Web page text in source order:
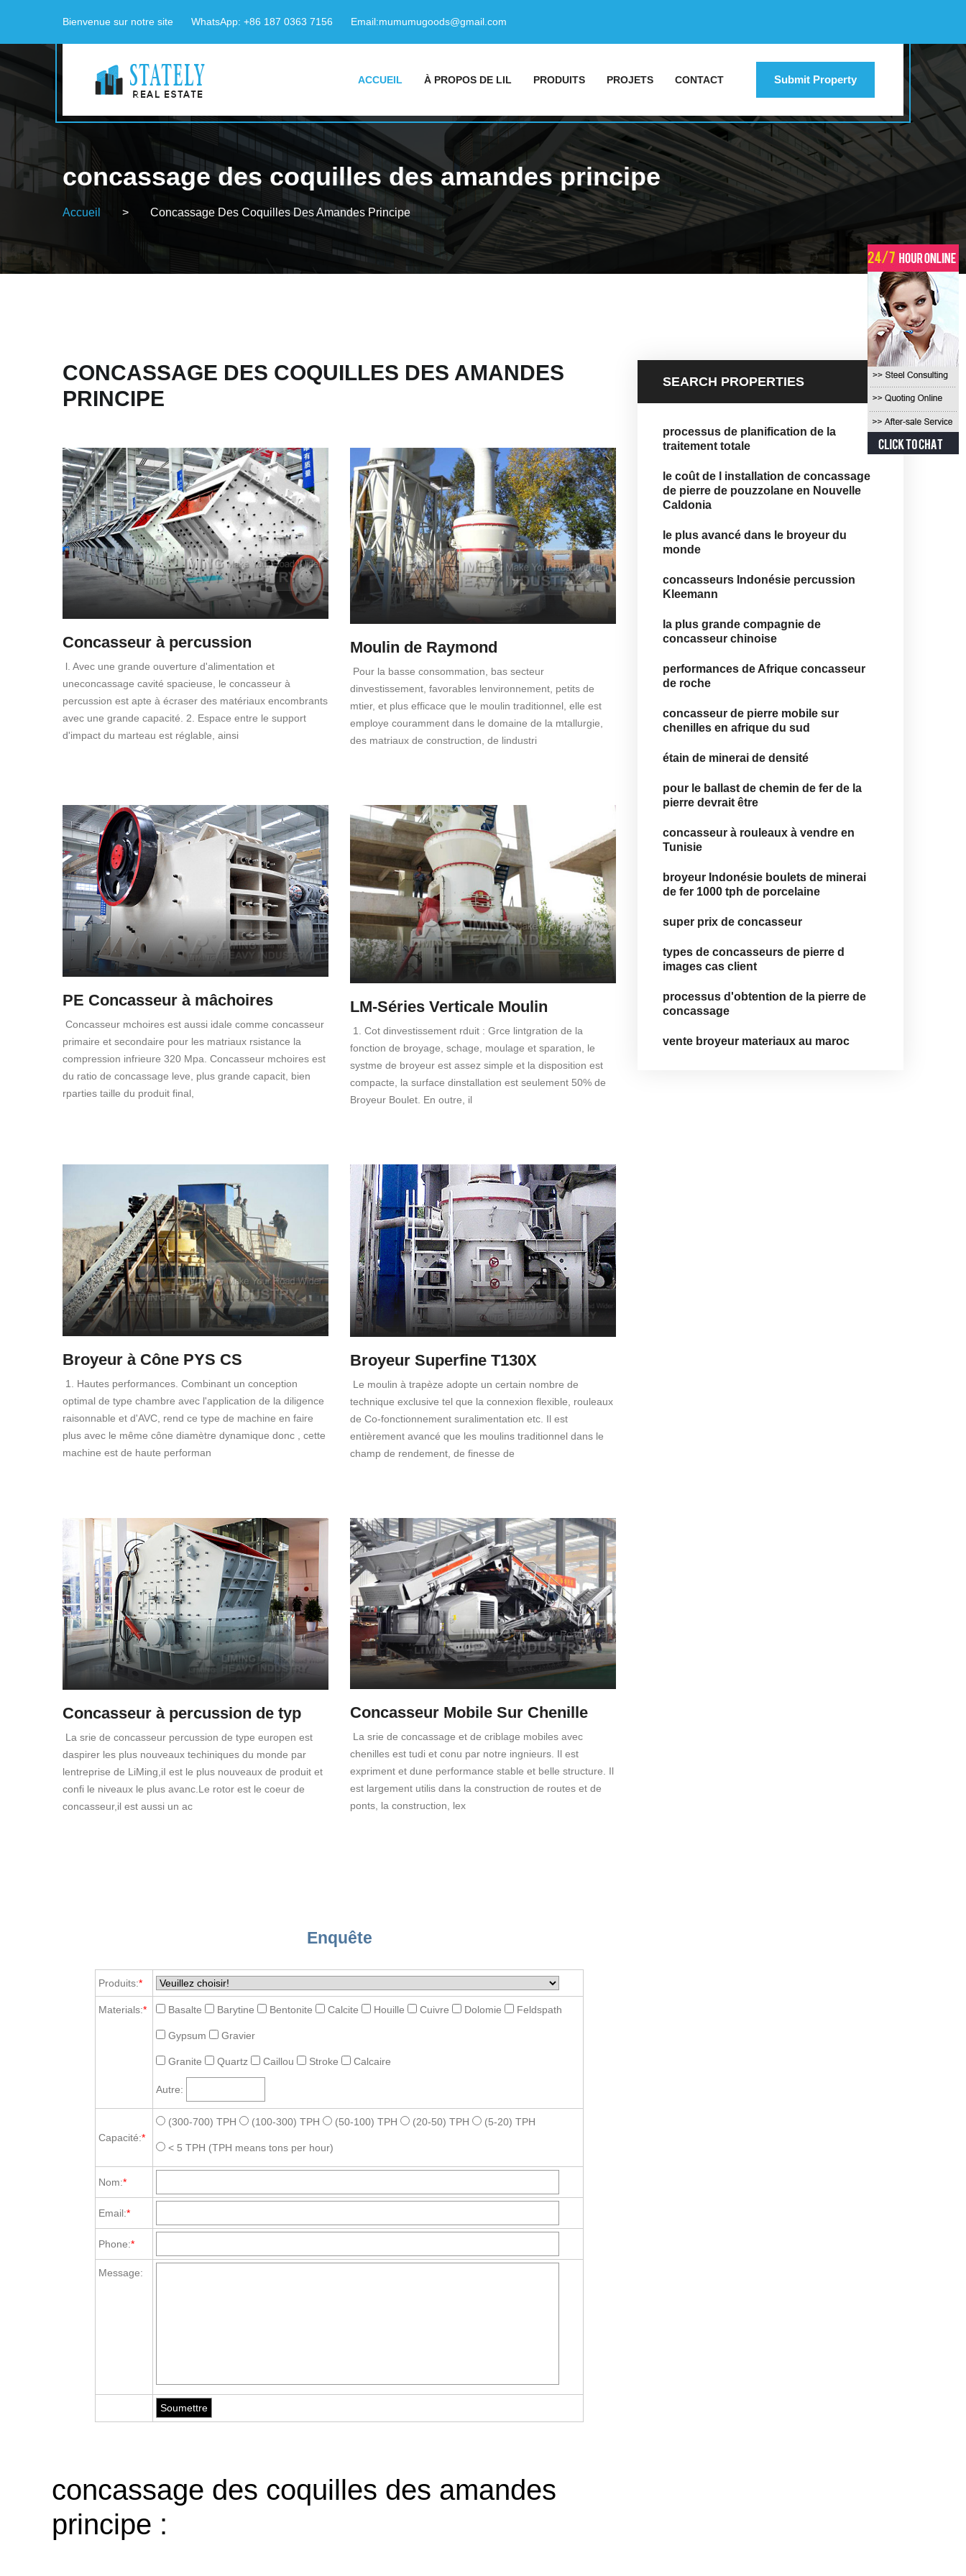
Bienvenue sur notre site WhatsApp: +86 187 0363 7156 Email:mumumugoods@gmail.com
ACCUEIL À PROPOS DE LIL PRODUITS PROJETS CONTACT Submit Property
concassage des coquilles des amandes principe
Accueil > Concassage Des Coquilles Des Amandes Principe
CONCASSAGE DES COQUILLES DES AMANDES
PRINCIPE
Concasseur à percussion
l. Avec une grande ouverture d'alimentation et
uneconcassage cavité spacieuse, le concasseur à
percussion est apte à écraser des matériaux encombrants
avec une grande capacité. 2. Espace entre le support
d'impact du marteau est réglable, ainsi
Moulin de Raymond
Pour la basse consommation, bas secteur
dinvestissement, favorables lenvironnement, petits de
mtier, et plus efficace que le moulin traditionnel, elle est
employe couramment dans le domaine de la mtallurgie,
des matriaux de construction, de lindustri
PE Concasseur à mâchoires
Concasseur mchoires est aussi idale comme concasseur
primaire et secondaire pour les matriaux rsistance la
compression infrieure 320 Mpa. Concasseur mchoires est
du ratio de concassage leve, plus grande capacit, bien
rparties taille du produit final,
LM-Séries Verticale Moulin
1. Cot dinvestissement rduit : Grce lintgration de la
fonction de broyage, schage, moulage et sparation, le
systme de broyeur est assez simple et la disposition est
compacte, la surface dinstallation est seulement 50% de
Broyeur Boulet. En outre, il
Broyeur à Cône PYS CS
1. Hautes performances. Combinant un conception
optimal de type chambre avec l'application de la diligence
raisonnable et d'AVC, rend ce type de machine en faire
plus avec le même cône diamètre dynamique donc , cette
machine est de haute performan
Broyeur Superfine T130X
Le moulin à trapèze adopte un certain nombre de
technique exclusive tel que la connexion flexible, rouleaux
de Co-fonctionnement suralimentation etc. Il est
entièrement avancé que les moulins traditionnel dans le
champ de rendement, de finesse de
Concasseur à percussion de typ
La srie de concasseur percussion de type europen est
daspirer les plus nouveaux techiniques du monde par
lentreprise de LiMing,iI est le plus nouveaux de produit et
confi le niveaux le plus avanc.Le rotor est le coeur de
concasseur,il est aussi un ac
Concasseur Mobile Sur Chenille
La srie de concassage et de criblage mobiles avec
chenilles est tudi et conu par notre ingnieurs. Il est
expriment et dune performance stable et belle structure. Il
est largement utilis dans la construction de routes et de
ponts, la construction, lex
Enquête
Produits:*
Materials:* Basalte Barytine Bentonite Calcite Houille Cuivre Dolomie Feldspath
Gypsum Gravier
Granite Quartz Caillou Stroke Calcaire
Autre:
Capacité:*
(300-700) TPH (100-300) TPH (50-100) TPH (20-50) TPH (5-20) TPH
< 5 TPH (TPH means tons per hour)
Nom:*
Email:*
Phone:*
Message:
concassage des coquilles des amandes
principe :
SEARCH PROPERTIES
processus de planification de la
traitement totale
le coût de l installation de concassage
de pierre de pouzzolane en Nouvelle
Caldonia
le plus avancé dans le broyeur du
monde
concasseurs Indonésie percussion
Kleemann
la plus grande compagnie de
concasseur chinoise
performances de Afrique concasseur
de roche
concasseur de pierre mobile sur
chenilles en afrique du sud
étain de minerai de densité
pour le ballast de chemin de fer de la
pierre devrait être
concasseur à rouleaux à vendre en
Tunisie
broyeur Indonésie boulets de minerai
de fer 1000 tph de porcelaine
super prix de concasseur
types de concasseurs de pierre d
images cas client
processus d'obtention de la pierre de
concassage
vente broyeur materiaux au maroc